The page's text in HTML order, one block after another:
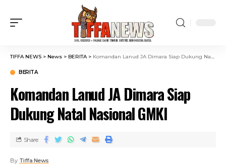
TIFFA NEWS > News > BERITA> Komandan Lanud JA Dimara Siap Dukung Natal Nasional GMKI
BERITA
Komandan Lanud JA Dimara Siap
Dukung Natal Nasional GMKI
By Tiffa News
Share